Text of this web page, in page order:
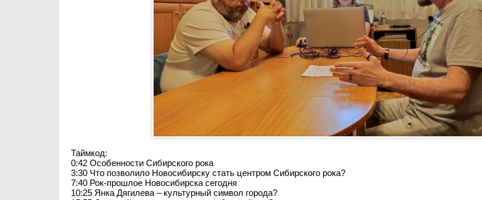
Таймкод:
0:42 Особенности Сибирского рока
3:30 Что позволило Новосибирску стать центром Сибирского рока?
7:40 Рок-прошлое Новосибирска сегодня
10:25 Янка Дягилева – культурный символ города?